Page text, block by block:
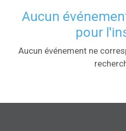
Aucun
pour
Aucun événement ne